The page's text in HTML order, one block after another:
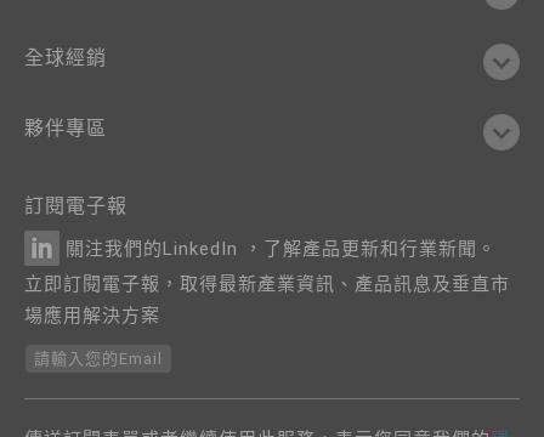
全球經銷
夥伴專區
訂閱電子報
關注我們的LinkedIn ，了解產品更新和行業新聞。
立即訂閱電子報，取得最新產業資訊、產品訊息及垂直市
場應用解決方案
請輸入您的Email